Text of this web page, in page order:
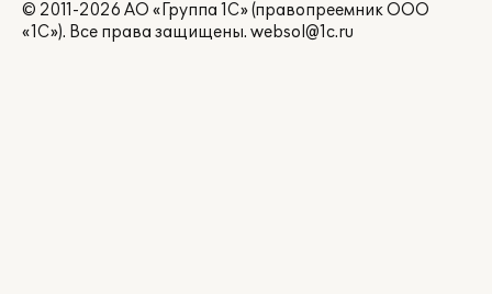
© 2011-2026 АО «Группа 1С» (правопреемник ООО
«1С»). Все права защищены. websol@1c.ru